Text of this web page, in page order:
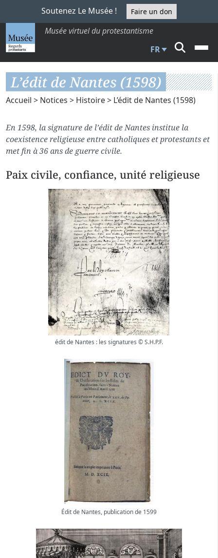
Soutenez Le Musée ! Faire un don
Musée virtuel du protestantisme
FR
L’édit de Nantes (1598)
Accueil > Notices > Histoire> L’édit de Nantes (1598)
En 1598, la signature de l’édit de Nantes institue la
coexistence religieuse entre catholiques et protestants et
met fin à 36 ans de guerre civile.
Paix civile, confiance, unité religieuse
édit de Nantes : les signatures © S.H.P.F.
Édit de Nantes, publication de 1599